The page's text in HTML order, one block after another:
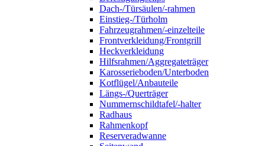
Dach-/Türsäulen/-rahmen
Einstieg-/Türholm
Fahrzeugrahmen/-einzelteile
Frontverkleidung/Frontgrill
Heckverkleidung
Hilfsrahmen/Aggregateträger
Karosserieboden/Unterboden
Kotflügel/Anbauteile
Längs-/Querträger
Nummernschildtafel/-halter
Radhaus
Rahmenkopf
Reserveradwanne